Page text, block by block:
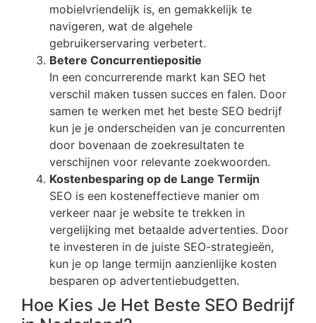
mobielvriendelijk is, en gemakkelijk te
navigeren, wat de algehele
gebruikerservaring verbetert.
Betere Concurrentiepositie
In een concurrerende markt kan SEO het
verschil maken tussen succes en falen. Door
samen te werken met het beste SEO bedrijf
kun je je onderscheiden van je concurrenten
door bovenaan de zoekresultaten te
verschijnen voor relevante zoekwoorden.
Kostenbesparing op de Lange Termijn
SEO is een kosteneffectieve manier om
verkeer naar je website te trekken in
vergelijking met betaalde advertenties. Door
te investeren in de juiste SEO-strategieën,
kun je op lange termijn aanzienlijke kosten
besparen op advertentiebudgetten.
Hoe Kies Je Het Beste SEO Bedrijf